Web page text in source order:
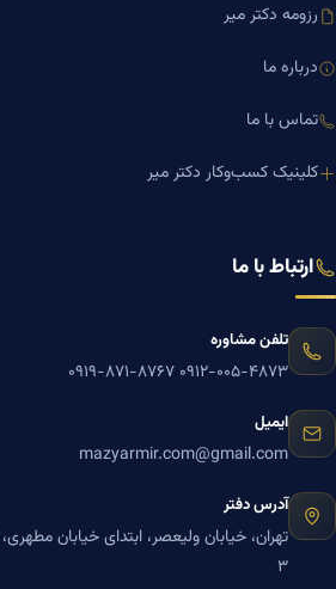
رزومه دکتر میر
درباره ما
تماس با ما
کلینیک کسب‌وکار دکتر میر
ارتباط با ما
تلفن مشاوره
۰۹۱۲-۰۰۵-۴۸۷۳ ۰۹۱۹-۸۷۱-۸۷۶۷
ایمیل
mazyarmir.com@gmail.com
آدرس دفتر
۳